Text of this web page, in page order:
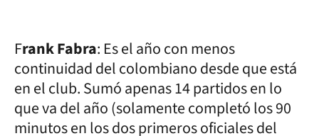
Frank Fabra: Es el año con menos
continuidad del colombiano desde que está
en el club. Sumó apenas 14 partidos en lo
que va del año (solamente completó los 90
minutos en los dos primeros oficiales del